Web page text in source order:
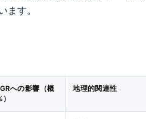
ます。
への影響（概
地理的関連性